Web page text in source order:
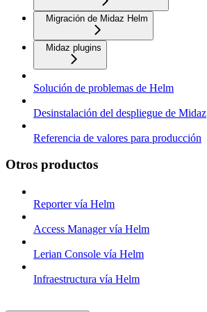
Migración de Midaz Helm
Midaz plugins
Solución de problemas de Helm
Desinstalación del despliegue de Midaz
Referencia de valores para producción
Otros productos
Reporter vía Helm
Access Manager vía Helm
Lerian Console vía Helm
Infraestructura vía Helm